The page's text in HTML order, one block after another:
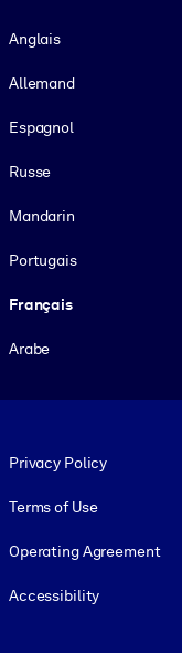
Anglais
Allemand
Espagnol
Russe
Mandarin
Portugais
Français
Arabe
Privacy Policy
Terms of Use
Operating Agreement
Accessibility